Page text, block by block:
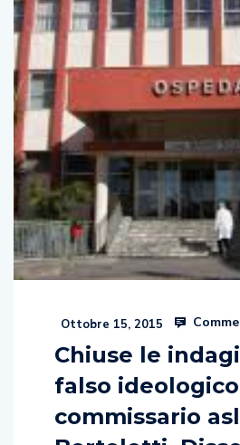
Ottobre 15, 2015
Chiuse le
falso ideologico
commissario asl